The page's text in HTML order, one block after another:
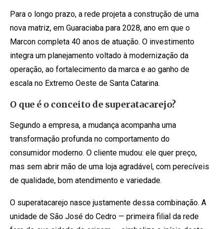
Para o longo prazo, a rede projeta a construção de uma
nova matriz, em Guaraciaba para 2028, ano em que o
Marcon completa 40 anos de atuação. O investimento
integra um planejamento voltado à modernização da
operação, ao fortalecimento da marca e ao ganho de
escala no Extremo Oeste de Santa Catarina.
O que é o conceito de superatacarejo?
Segundo a empresa, a mudança acompanha uma
transformação profunda no comportamento do
consumidor moderno. O cliente mudou: ele quer preço,
mas sem abrir mão de uma loja agradável, com perecíveis
de qualidade, bom atendimento e variedade.
O superatacarejo nasce justamente dessa combinação. A
unidade de São José do Cedro — primeira filial da rede